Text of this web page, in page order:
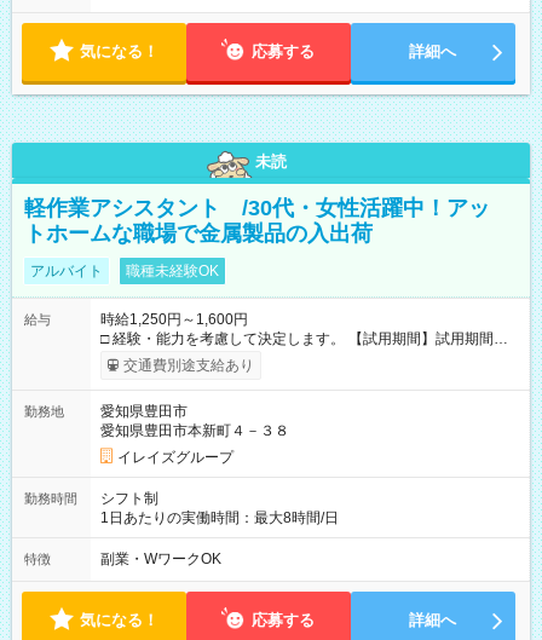
気になる！ 応募する 詳細へ
未読
軽作業アシスタント /30代・女性活躍中！アッ
トホームな職場で金属製品の入出荷
アルバイト 職種未経験OK
給与
時給1,250円～1,600円
□ 経験・能力を考慮して決定します。 【試用期間】試用期間な
し 交通費別途支給あり
勤務地
愛知県豊田市
愛知県豊田市本新町４－３８
イレイズグループ
勤務時間
シフト制
1日あたりの実働時間：最大8時間/日
特徴 副業・WワークOK
気になる！ 応募する 詳細へ